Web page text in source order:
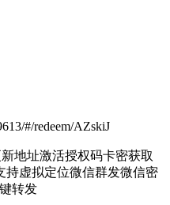
#/redeem/AZskiJ